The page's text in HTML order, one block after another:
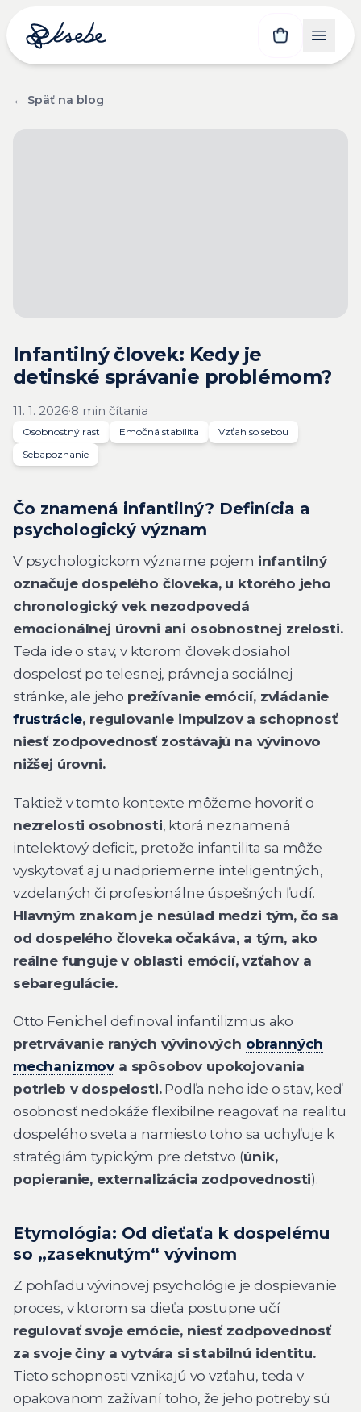
← Späť na blog
Infantilný človek: Kedy je
detinské správanie problémom?
11. 1. 2026·8 min čítania
Osobnostný rast Emočná stabilita
Vzťah so sebou
Sebapoznanie
Čo znamená infantilný? Definícia a
psychologický význam
V psychologickom význame pojem infantilný
označuje dospelého človeka, u ktorého jeho
chronologický vek nezodpovedá
emocionálnej úrovni ani osobnostnej zrelosti.
Teda ide o stav, v ktorom človek dosiahol
dospelosť po telesnej, právnej a sociálnej
stránke, ale jeho prežívanie emócií, zvládanie
frustrácie, regulovanie impulzov a schopnosť
niesť zodpovednosť zostávajú na vývinovo
nižšej úrovni.
Taktiež v tomto kontexte môžeme hovoriť o
nezrelosti osobnosti, ktorá neznamená
intelektový deficit, pretože infantilita sa môže
vyskytovať aj u nadpriemerne inteligentných,
vzdelaných či profesionálne úspešných ľudí.
Hlavným znakom je nesúlad medzi tým, čo sa
od dospelého človeka očakáva, a tým, ako
reálne funguje v oblasti emócií, vzťahov a
sebaregulácie.
Otto Fenichel definoval infantilizmus ako
pretrvávanie raných vývinových obranných
mechanizmova spôsobov upokojovania
potrieb v dospelosti.Podľa neho ide o stav, keď
osobnosť nedokáže flexibilne reagovať na realitu
dospelého sveta a namiesto toho sa uchyľuje k
stratégiám typickým pre detstvo (únik,
popieranie, externalizácia zodpovednosti).
Etymológia: Od dieťaťa k dospelému
so „zaseknutým“ vývinom
Z pohľadu vývinovej psychológie je dospievanie
proces, v ktorom sa dieťa postupne učí
regulovať svoje emócie, niesť zodpovednosť
za svoje činy a vytvára si stabilnú identitu.
Tieto schopnosti vznikajú vo vzťahu, teda v
opakovanom zažívaní toho, že jeho potreby sú